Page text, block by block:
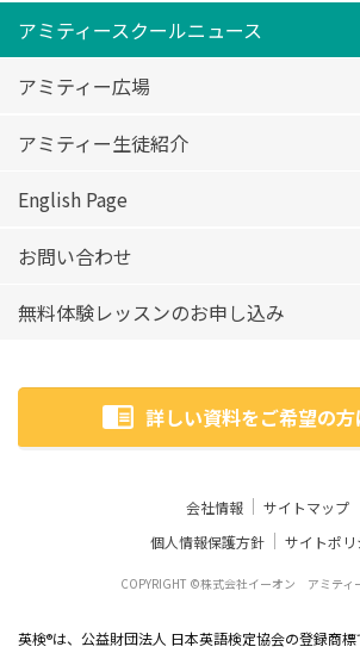
アミティースクールニュース
アミティー広場
アミティー生徒紹介
English Page
お問い合わせ
無料体験レッスンのお申し込み
詳しい資料をご希望の方
会社情報
サイトマップ
個人情報保護方針
サイトポリ
COPYRIGHT ©株式会社イーオン アミティ
英検®は、公益財団法人 日本英語検定協会の登録商標